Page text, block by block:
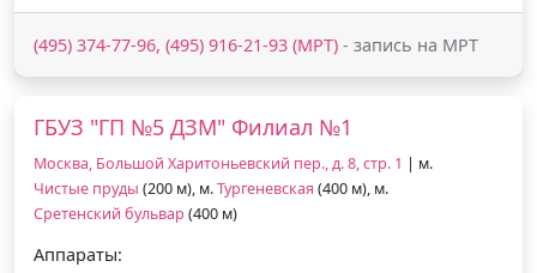
(495) 374-77-96, (495) 916-21-93 (МРТ) - запись на МРТ
ГБУЗ "ГП №5 ДЗМ" Филиал №1
Москва, Большой Харитоньевский пер., д. 8, стр. 1 | м.
Чистые пруды (200 м), м.Тургеневская (400 м), м.
Сретенский бульвар (400 м)
Аппараты: